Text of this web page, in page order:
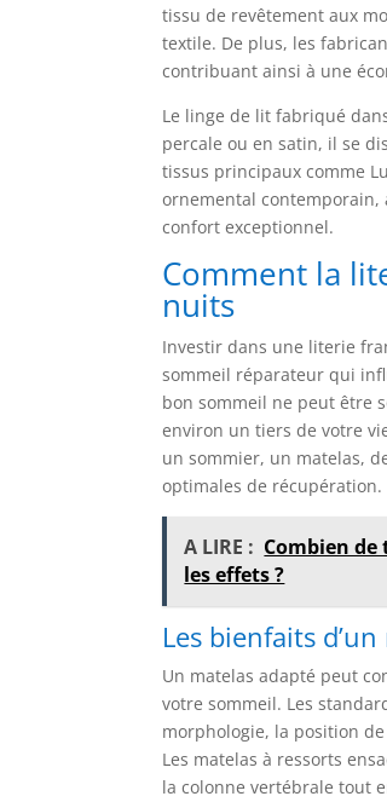
tissu de revêtement aux
textile. De plus, les
contribuant ainsi à une
Le linge de lit fabriqué
percale ou en satin, il se
tissus principaux comme
ornemental contemporain,
confort exceptionnel.
Comment la
nuits
Investir dans une literie
sommeil réparateur qui
bon sommeil ne peut être
environ un tiers de votre
un sommier, un matelas,
optimales de récupération.
A LIRE : Combien
les effets ?
Les bienfaits
Un matelas adapté peut
votre sommeil. Les
morphologie, la position
Les matelas à ressorts
la colonne vertébrale tout